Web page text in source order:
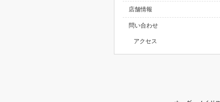
店舗情報
問い合わせ
アクセス